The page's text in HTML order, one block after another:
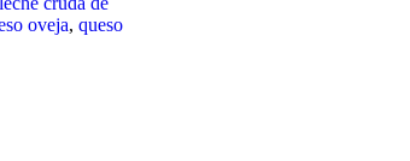
oveja, queso